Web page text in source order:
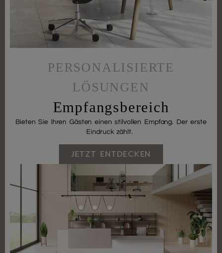
PERSONALISIERTE
LÖSUNGEN
Empfangsbereich
Bieten Sie Ihren Gästen einen stilvollen Empfang. Der erste
Eindruck zählt.
JETZT ENTDECKEN